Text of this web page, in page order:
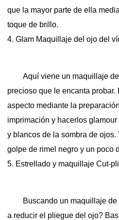
que la mayor parte de ella
toque de brillo.
4. Glam Maquillaje del ojo del
Aquí viene un maquillaje
precioso que le encanta probar.
aspecto mediante la
imprimación y hacerlos
y blancos de la sombra de ojos.
golpe de rimel negro y un poco
5. Estrellado y maquillaje Cut-
Buscando un maquillaje
a reducir el pliegue del ojo?